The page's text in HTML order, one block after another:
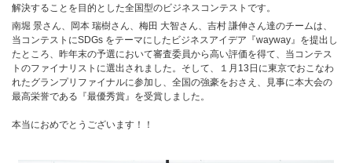
解決することを目的とした全国型のビジネスコンテストです。
南堀 景さん、岡本 瑞樹さん、梅田 大智さん、吉村 謙伸さん達のチームは、
当コンテストにSDGs をテーマにしたビジネスアイデア『wayway』を提出し
たところ、昨年末の予選において審査委員から高い評価を得て、当コンテス
トのファイナリストに選出されました。そして、１月13日に東京でおこなわ
れたグランプリファイナルに参加し、全国の強豪をおさえ、見事に本大会の
最高栄誉である『最優秀賞』を受賞しました。
本当におめでとうございます！！